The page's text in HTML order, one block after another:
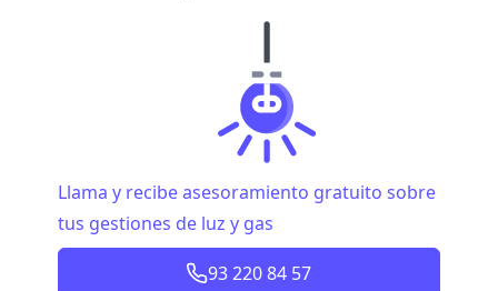
Llama y recibe asesoramiento gratuito sobre
tus gestiones de luz y gas
93 220 84 57